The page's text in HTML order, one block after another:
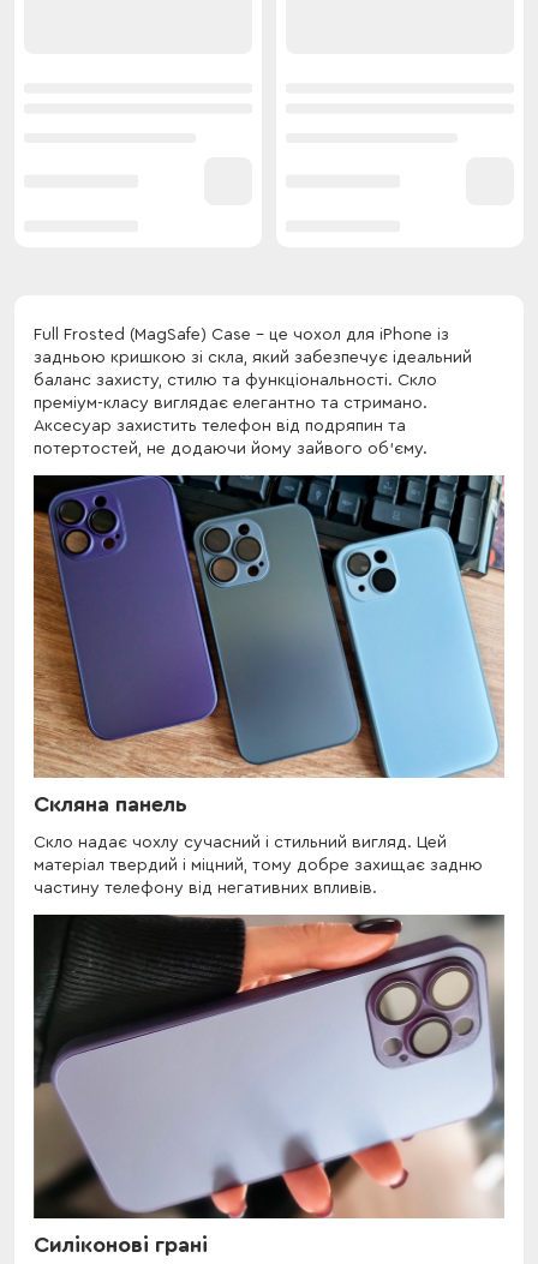
Full Frosted (MagSafe) Case - це чохол для iPhone із
задньою кришкою зі скла, який забезпечує ідеальний
баланс захисту, стилю та функціональності. Скло
преміум-класу виглядає елегантно та стримано.
Аксесуар захистить телефон від подряпин та
потертостей, не додаючи йому зайвого об'єму.
Скляна панель
Скло надає чохлу сучасний і стильний вигляд. Цей
матеріал твердий і міцний, тому добре захищає задню
частину телефону від негативних впливів.
Силіконові грані